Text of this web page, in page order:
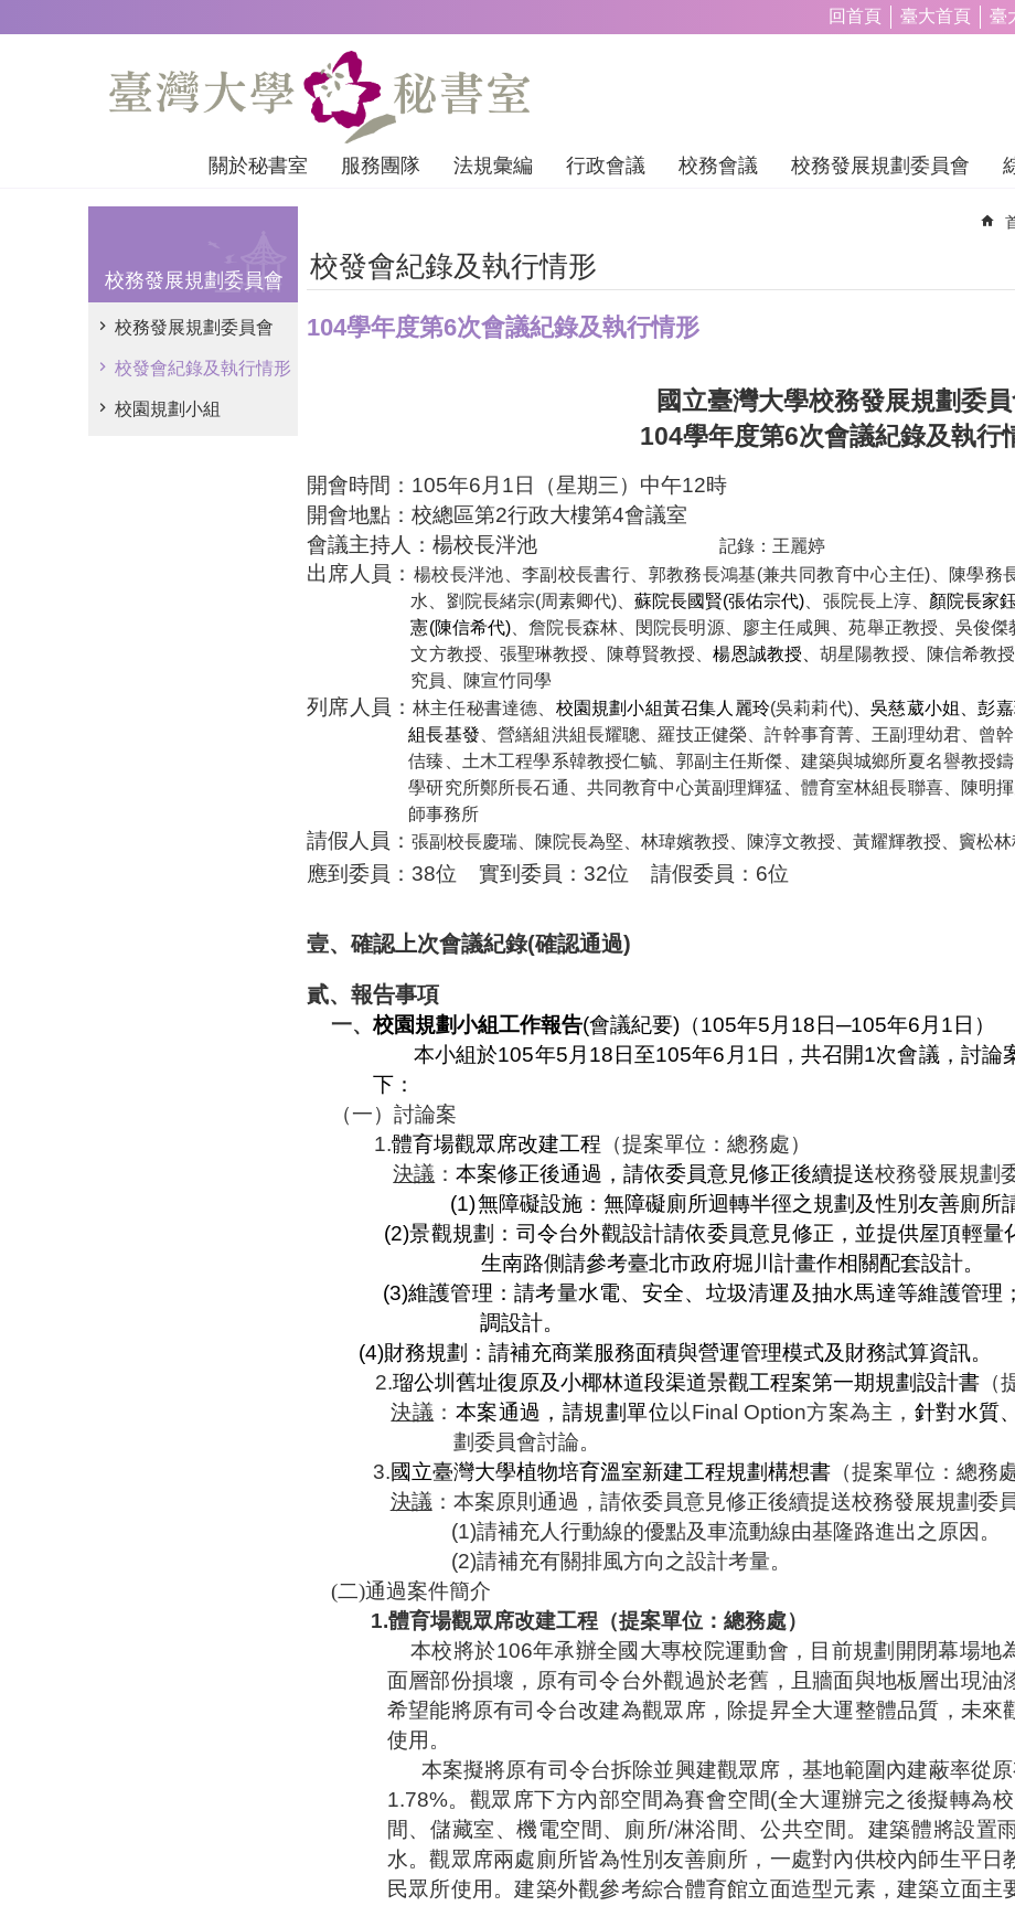
回首頁 臺大首頁 臺
關於秘書室 服務團隊 法規彙編 行政會議 校務會議 校務發展規劃委員會
校務發展規劃委員會
校務發展規劃委員會
校發會紀錄及執行情形
校園規劃小組
校發會紀錄及執行情形
104學年度第6次會議紀錄及執行情形
國立臺灣大學校務發展規劃委
104學年度第6次會議紀錄及執行
開會時間： 105年6 月 1 日 （星期三）中午12時
開會地點：校總區第2行政大樓第4會議室
會議主持人：楊校長泮池
記錄：王麗婷
出席人員： 楊校長泮池、李副校長書行、郭教務長鴻基(兼共同教育中心主任) 、陳學務
水、劉院長緒宗(周素卿代)、蘇院長國賢(張佑宗代) 、張院長上淳、 顏院長家鈺
憲(陳信希代) 、詹院長森林、閔院長明源、 廖主任咸興、苑舉正教授、吳俊傑
文方教授 、張聖琳教授、 陳尊賢教授、楊恩誠教授、胡星陽教授 陳信希教授
究員
陳宣竹同學
列席人員：林主任秘書達德、 校園規劃小組黃召集人麗玲(吳莉莉代)、吳慈葳小姐、彭
組長基發 、營繕組洪組長耀聰、羅技正健榮、許幹事育菁、王副理幼君、曾
佶臻、土木工程學系韓教授仁毓、郭副主任斯傑、建築與城鄉所夏名譽教授
學研究所鄭所長石通、共同教育中心黃副理輝猛、體育室林組長聯喜、陳明
師事務所
請假人員： 張副校長慶瑞、陳院長為堅、林瑋嬪教授、 陳淳文教授 黃耀輝教授、 竇松
應到委員： 38位 實到委員： 32位 請假委員： 6位
壹、確認上次會議紀錄(確認通過)
貳、報告事項
一、校園規劃小組工作報告(會議紀要) （105年5 月 18 日─105年6 月 1 日）
本小組於105年5 月 18 日至105年6 月 1 日，共召開1次會議，討論
下：
（一）討論案
1.體育場觀眾席改建工程 （提案單位：總務處）
決議 ：本案修正後通過，請依委員意見修正後續提送校務發展規劃
(1)無障礙設施：無障礙廁所迴轉半徑之規劃及性別友善廁所
(2)景觀規劃：司令台外觀設計請依委員意見修正，並提供屋頂輕
生南路側請參考臺北市政府堀川計畫作相關配套設計。
(3)維護管理：請考量水電、安全、垃圾清運及抽水馬達等維護管
調設計。
(4)財務規劃：請補充商業服務面積與營運管理模式及財務試算資訊。
2.瑠公圳舊址復原及小椰林道段渠道景觀工程案第一期規劃設計書（
決議 ： 本案通過，請規劃單位以Final Option方案為主， 針對水質
劃委員會討論。
3.國立臺灣大學植物培育溫室新建工程規劃構想書（提案單位：總務
決議 ： 本案原則通過，請依委員意見修正後續提送校務發展規劃委
(1)請補充人行動線的優點及車流動線由基隆路進出之原因。
(2)請補充有關排風方向之設計考量。
(二)通過案件簡介
1.體育場觀眾席改建工程（提案單位：總務處）
本校將於106年承辦全國大專校院運動會，目前規劃開閉幕場地
面層部份損壞，原有司令台外觀過於老舊，且牆面與地板層出現油
希望能將原有司令台改建為觀眾席，除提昇全大運整體品質，未來
使用。
本案擬將原有司令台拆除並興建觀眾席 ，基地範圍內建蔽率從
1.78%。觀眾席下方內部空間為賽會空間(全大運辦完之後擬轉為
間、儲藏室、機電空間、廁所/淋浴間、公共空間。建築體將設置
水。觀眾席兩處廁所皆為性別友善廁所，一處對內供校內師生平
民眾所使用。建築外觀參考綜合體育館立面造型元素，建築立面